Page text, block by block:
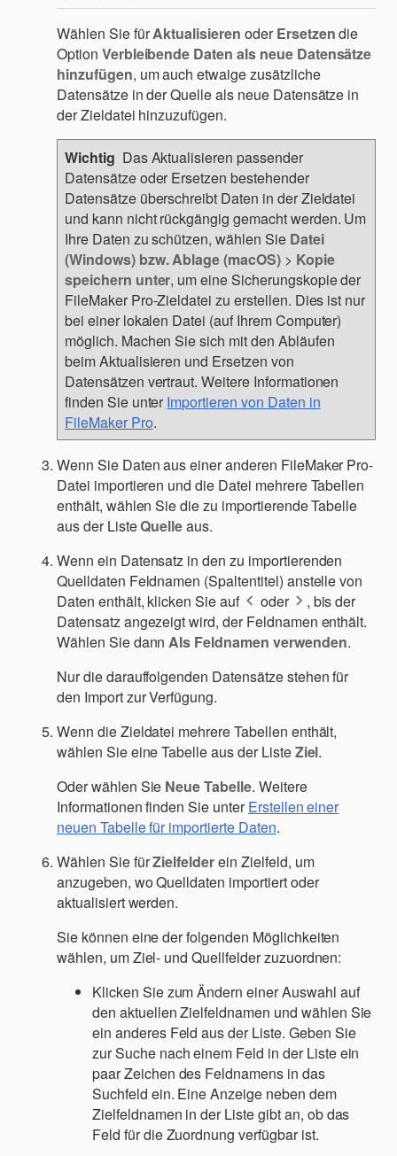
Wählen Sie fürAktualisieren oderErsetzendie
Option Verbleibende Daten als neue Datensätze
hinzufügen, um auch etwaige zusätzliche
Datensätze in der Quelle als neue Datensätze in
der Zieldatei hinzuzufügen.
Wichtig Das Aktualisieren passender
Datensätze oder Ersetzen bestehender
Datensätze überschreibt Daten in der Zieldatei
und kann nicht rückgängig gemacht werden. Um
Ihre Daten zu schützen, wählen Sie Datei
(Windows) bzw. Ablage (macOS)> Kopie
speichern unter, um eine Sicherungskopie der
FileMaker Pro-Zieldatei zu erstellen. Dies ist nur
bei einer lokalen Datei (auf Ihrem Computer)
möglich. Machen Sie sich mit den Abläufen
beim Aktualisieren und Ersetzen von
Datensätzen vertraut. Weitere Informationen
finden Sie unter Importieren von Daten in
FileMaker Pro.
Wenn Sie Daten aus einer anderen FileMaker Pro-
Datei importieren und die Datei mehrere Tabellen
enthält, wählen Sie die zu importierende Tabelle
aus der ListeQuelleaus.
Wenn ein Datensatz in den zu importierenden
Quelldaten Feldnamen (Spaltentitel) anstelle von
Daten enthält, klicken Sie auf
oder
, bis der
Datensatz angezeigt wird, der Feldnamen enthält.
Wählen Sie dann Als Feldnamen verwenden.
Nur die darauffolgenden Datensätze stehen für
den Import zur Verfügung.
Wenn die Zieldatei mehrere Tabellen enthält,
wählen Sie eine Tabelle aus der ListeZiel.
Oder wählen Sie Neue Tabelle. Weitere
Informationen finden Sie unterErstellen einer
neuen Tabelle für importierte Daten.
Wählen Sie fürZielfelderein Zielfeld, um
anzugeben, wo Quelldaten importiert oder
aktualisiert werden.
Sie können eine der folgenden Möglichkeiten
wählen, um Ziel- und Quellfelder zuzuordnen:
Klicken Sie zum Ändern einer Auswahl auf
den aktuellen Zielfeldnamen und wählen Sie
ein anderes Feld aus der Liste. Geben Sie
zur Suche nach einem Feld in der Liste ein
paar Zeichen des Feldnamens in das
Suchfeld ein. Eine Anzeige neben dem
Zielfeldnamen in der Liste gibt an, ob das
Feld für die Zuordnung verfügbar ist.